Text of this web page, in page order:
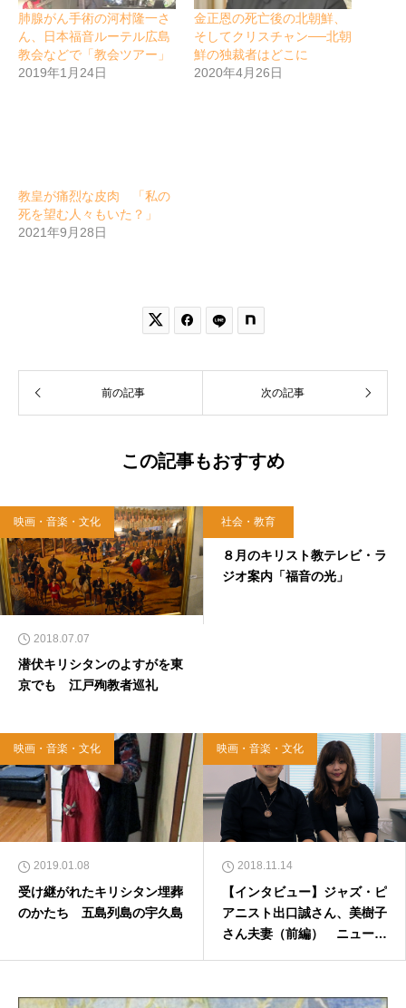
肺腺がん手術の河村隆一さ
ん、日本福音ルーテル広島
教会などで「教会ツアー」
2019年1月24日
金正恩の死亡後の北朝鮮、
そしてクリスチャン──北朝
鮮の独裁者はどこに
2020年4月26日
教皇が痛烈な皮肉 「私の
死を望む人々もいた？」
2021年9月28日
 
前の記事 次の記事
この記事もおすすめ
映画・音楽・文化
2018.07.07
潜伏キリシタンのよすがを東
京でも 江戸殉教者巡礼
社会・教育
2018.08.03
８月のキリスト教テレビ・ラ
ジオ案内「福音の光」
映画・音楽・文化
2019.01.08
受け継がれたキリシタン埋葬
のかたち 五島列島の宇久島
映画・音楽・文化
2018.11.14
【インタビュー】ジャズ・ピ
アニスト出口誠さん、美樹子
さん夫妻（前編） ニューア